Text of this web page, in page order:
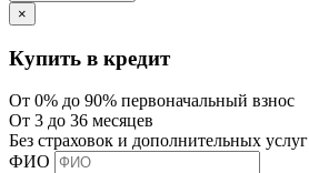
×
Купить в кредит
От 0% до 90% первоначальный взнос
От 3 до 36 месяцев
Без страховок и дополнительных услуг
ФИО